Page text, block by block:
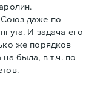
Союз даже по
И задача его
же порядков
была, в т.ч. по